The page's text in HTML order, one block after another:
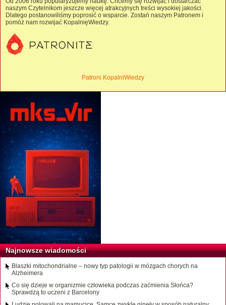
naszym Czytelnikom jeszcze więcej atrakcyjnych treści wysokiej jakości.
Dlatego postanowiliśmy poprosić o wsparcie. Zostań naszym Patronem i
pomóż nam rozwijać KopalnięWiedzy.
Patroni KopalniWiedzy
Najnowsze wiadomości
Blaszki mitochondrialne – nowy typ patologii w mózgach chorych na
Alzheimera
Co się dzieje w organizmie człowieka podczas zaćmienia Słońca?
Sprawdzą to uczeni z Barcelony